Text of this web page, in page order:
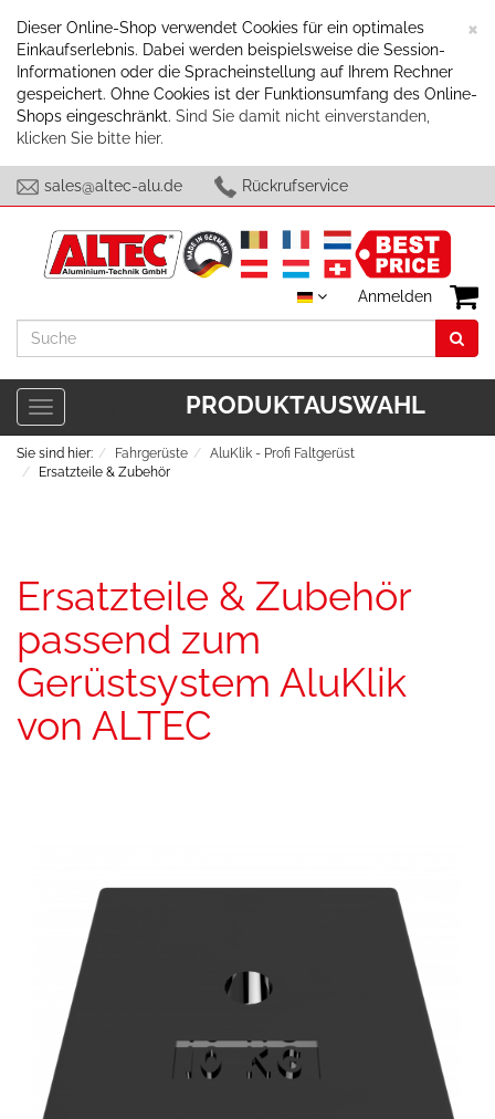
×
Dieser Online-Shop verwendet Cookies für ein optimales
Einkaufserlebnis. Dabei werden beispielsweise die Session-
Informationen oder die Spracheinstellung auf Ihrem Rechner
gespeichert. Ohne Cookies ist der Funktionsumfang des Online-
Shops eingeschränkt. Sind Sie damit nicht einverstanden,
klicken Sie bitte hier.
sales@altec-alu.de Rückrufservice
Anmelden
Suche
Toggle
navigation
PRODUKTAUSWAHL
Sie sind hier: Fahrgerüste
AluKlik - Profi Faltgerüst
Ersatzteile & Zubehör
Ersatzteile & Zubehör
passend zum
Gerüstsystem AluKlik
von ALTEC